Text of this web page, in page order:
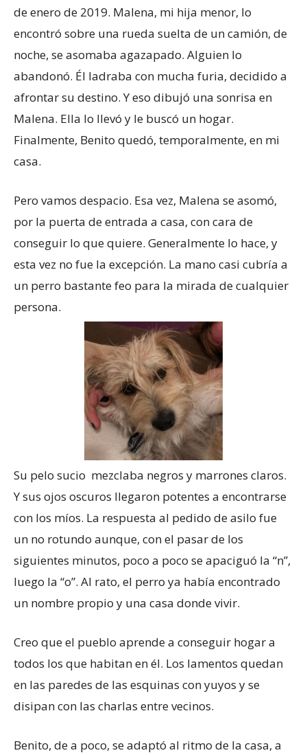
de enero de 2019. Malena, mi hija menor, lo
encontró sobre una rueda suelta de un camión, de
noche, se asomaba agazapado. Alguien lo
abandonó. Él ladraba con mucha furia, decidido a
afrontar su destino. Y eso dibujó una sonrisa en
Malena. Ella lo llevó y le buscó un hogar.
Finalmente, Benito quedó, temporalmente, en mi
casa.
Pero vamos despacio. Esa vez, Malena se asomó,
por la puerta de entrada a casa, con cara de
conseguir lo que quiere. Generalmente lo hace, y
esta vez no fue la excepción. La mano casi cubría a
un perro bastante feo para la mirada de cualquier
persona.
Su pelo sucio mezclaba negros y marrones claros.
Y sus ojos oscuros llegaron potentes a encontrarse
con los míos. La respuesta al pedido de asilo fue
un no rotundo aunque, con el pasar de los
siguientes minutos, poco a poco se apaciguó la “n”,
luego la “o”. Al rato, el perro ya había encontrado
un nombre propio y una casa donde vivir.
Creo que el pueblo aprende a conseguir hogar a
todos los que habitan en él. Los lamentos quedan
en las paredes de las esquinas con yuyos y se
disipan con las charlas entre vecinos.
Benito, de a poco, se adaptó al ritmo de la casa, a